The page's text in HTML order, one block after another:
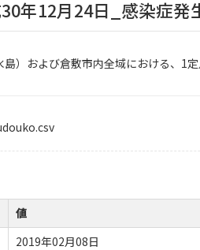
年12月24日_感染症発
）および倉敷市内全域における、1
値
2019年02月08日